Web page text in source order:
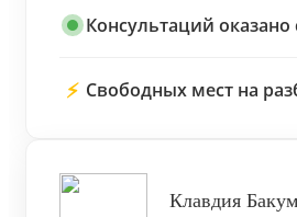
Консультаций оказано
⚡ Свободных мест на
Клавдия